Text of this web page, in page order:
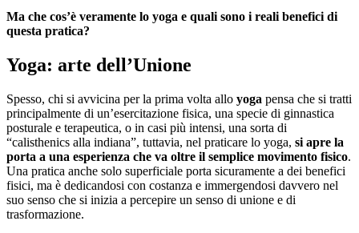
Ma che cos’è veramente lo yoga e quali sono i reali benefici di
questa pratica?
Yoga: arte dell’Unione
Spesso, chi si avvicina per la prima volta allo yoga pensa che si tratti
principalmente di un’esercitazione fisica, una specie di ginnastica
posturale e terapeutica, o in casi più intensi, una sorta di
“calisthenics alla indiana”, tuttavia, nel praticare lo yoga, si apre la
porta a una esperienza che va oltre il semplice movimento fisico.
Una pratica anche solo superficiale porta sicuramente a dei benefici
fisici, ma è dedicandosi con costanza e immergendosi davvero nel
suo senso che si inizia a percepire un senso di unione e di
trasformazione.